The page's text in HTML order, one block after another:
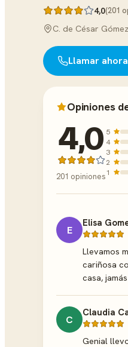
4,0(201
C. de César
Llamar ahora
Opiniones
4,0
201 opiniones
5
4
3
2
1
E
Elisa
Llevamos
cariñosa
casa,
C
Claudia
Genial